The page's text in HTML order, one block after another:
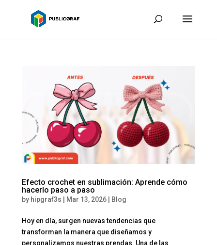
Efecto crochet en sublimación: Aprende cómo
hacerlo paso a paso
by hipgraf3s | Mar 13, 2026| Blog
Hoy en día, surgen nuevas tendencias que
transforman la manera que diseñamos y
personalizamos nuestras prendas. Una de las